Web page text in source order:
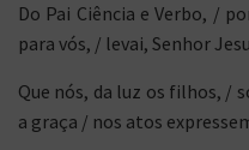
Do Pai Ciência e Verbo, /
para vós, / levai, Senhor
Que nós, da luz os filhos, /
a graça / nos atos